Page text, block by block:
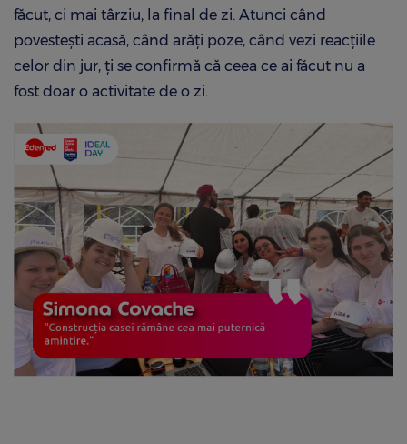
făcut, ci mai târziu, la final de zi. Atunci când
povestești acasă, când arăți poze, când vezi reacțiile
celor din jur, ți se confirmă că ceea ce ai făcut nu a
fost doar o activitate de o zi.